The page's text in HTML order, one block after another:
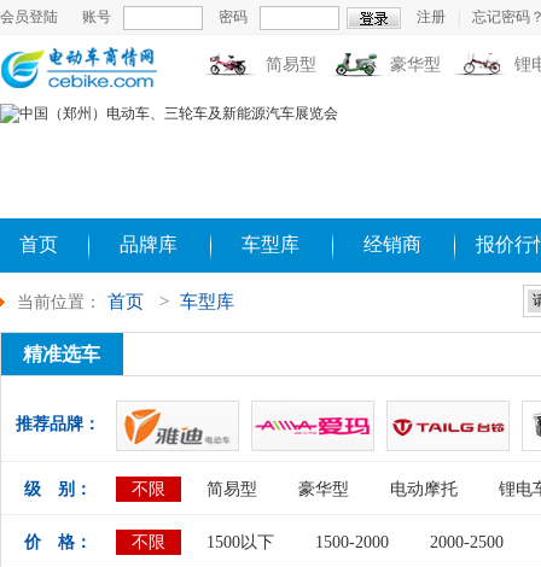
会员登陆 账号 密码 注册 忘记密码
简易型 豪华型 锂
首页 品牌库 车型库 经销商 报价行
当前位置： 首页 > 车型库
精准选车
推荐品牌：
级 别： 不限 简易型 豪华型 电动摩托 锂电
价 格： 不限 1500以下 1500-2000 2000-2500